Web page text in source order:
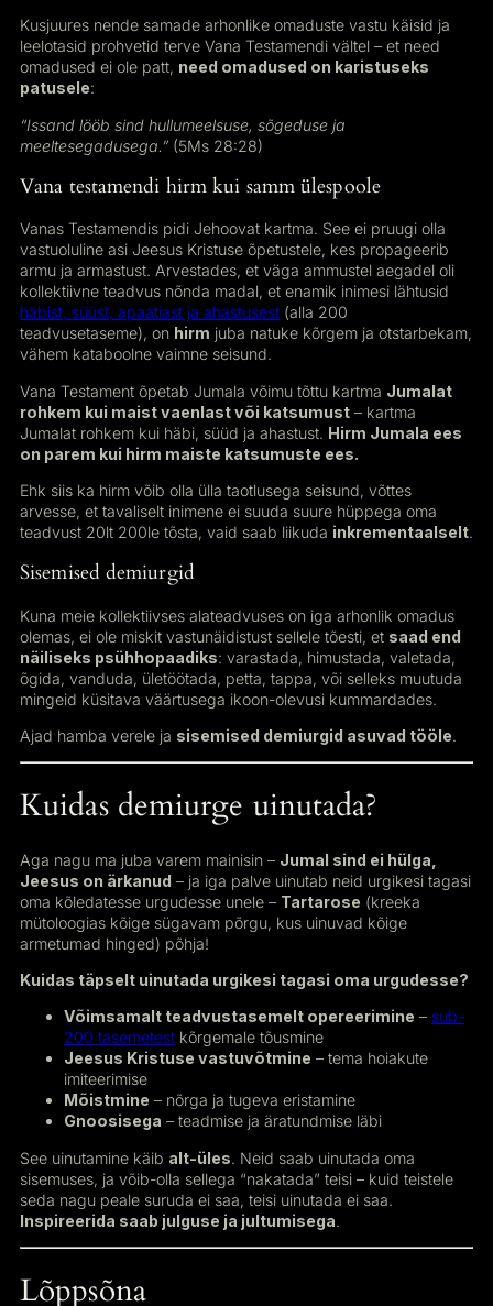
Kusjuures nende samade arhonlike omaduste vastu käisid ja
leelotasid prohvetid terve Vana Testamendi vältel – et need
omadused ei ole patt, need omadused on karistuseks
patusele:
“Issand lööb sind hullumeelsuse, sõgeduse ja
meeltesegadusega.” (5Ms 28:28)
Vana testamendi hirm kui samm ülespoole
Vanas Testamendis pidi Jehoovat kartma. See ei pruugi olla
vastuoluline asi Jeesus Kristuse õpetustele, kes propageerib
armu ja armastust. Arvestades, et väga ammustel aegadel oli
kollektiivne teadvus nõnda madal, et enamik inimesi lähtusid
häbist, süüst, apaatiast ja ahastusest (alla 200
teadvusetaseme), on hirm juba natuke kõrgem ja otstarbekam,
vähem kataboolne vaimne seisund.
Vana Testament õpetab Jumala võimu tõttu kartma Jumalat
rohkem kui maist vaenlast või katsumust – kartma
Jumalat rohkem kui häbi, süüd ja ahastust. Hirm Jumala ees
on parem kui hirm maiste katsumuste ees.
Ehk siis ka hirm võib olla ülla taotlusega seisund, võttes
arvesse, et tavaliselt inimene ei suuda suure hüppega oma
teadvust 20lt 200le tõsta, vaid saab liikuda inkrementaalselt.
Sisemised demiurgid
Kuna meie kollektiivses alateadvuses on iga arhonlik omadus
olemas, ei ole miskit vastunäidistust sellele tõesti, et saad end
näiliseks psühhopaadiks: varastada, himustada, valetada,
õgida, vanduda, ületöötada, petta, tappa, või selleks muutuda
mingeid küsitava väärtusega ikoon-olevusi kummardades.
Ajad hamba verele ja sisemised demiurgid asuvad tööle.
Kuidas demiurge uinutada?
Aga nagu ma juba varem mainisin – Jumal sind ei hülga,
Jeesus on ärkanud – ja iga palve uinutab neid urgikesi tagasi
oma kõledatesse urgudesse unele – Tartarose (kreeka
mütoloogias kõige sügavam põrgu, kus uinuvad kõige
armetumad hinged) põhja!
Kuidas täpselt uinutada urgikesi tagasi oma urgudesse?
Võimsamalt teadvustasemelt opereerimine – sub-
200 tasemetest kõrgemale tõusmine
Jeesus Kristuse vastuvõtmine – tema hoiakute
imiteerimise
Mõistmine – nõrga ja tugeva eristamine
Gnoosisega – teadmise ja äratundmise läbi
See uinutamine käib alt-üles. Neid saab uinutada oma
sisemuses, ja võib-olla sellega “nakatada” teisi – kuid teistele
seda nagu peale suruda ei saa, teisi uinutada ei saa.
Inspireerida saab julguse ja jultumisega.
Lõppsõna